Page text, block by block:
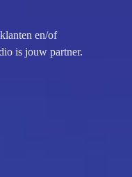
en/of
is jouw partner.